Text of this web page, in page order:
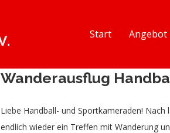
Start Angebot
Wanderausflug
Liebe Handball- und Sportkameraden!
endlich wieder ein Treffen mit Wanderung